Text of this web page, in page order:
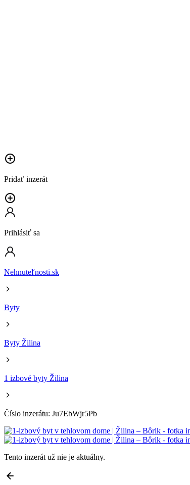
Pridať inzerát
Prihlásiť sa
Nehnuteľnosti.sk
Byty
Byty Žilina
1 izbové byty Žilina
Číslo inzerátu: Ju7EbWjr5Pb
Tento inzerát už nie je aktuálny.